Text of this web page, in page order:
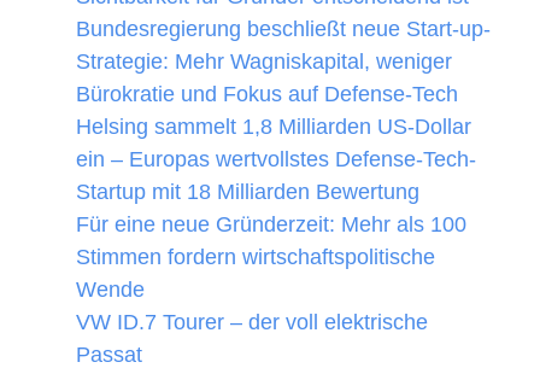
Bundesregierung beschließt neue Start-up-
Strategie: Mehr Wagniskapital, weniger
Bürokratie und Fokus auf Defense-Tech
Helsing sammelt 1,8 Milliarden US-Dollar
ein – Europas wertvollstes Defense-Tech-
Startup mit 18 Milliarden Bewertung
Für eine neue Gründerzeit: Mehr als 100
Stimmen fordern wirtschaftspolitische
Wende
VW ID.7 Tourer – der voll elektrische
Passat